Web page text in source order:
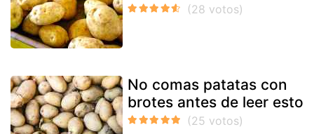
No comas patatas con
brotes antes de leer esto